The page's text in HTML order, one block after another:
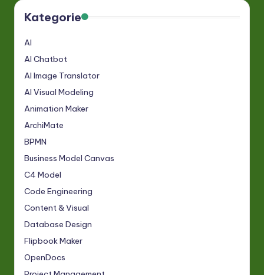
Kategorie
AI
AI Chatbot
AI Image Translator
AI Visual Modeling
Animation Maker
ArchiMate
BPMN
Business Model Canvas
C4 Model
Code Engineering
Content & Visual
Database Design
Flipbook Maker
OpenDocs